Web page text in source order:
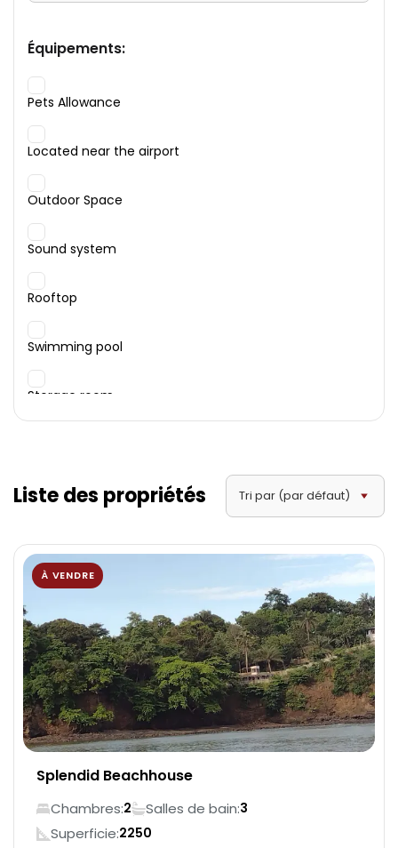
Équipements:
Pets Allowance
Located near the airport
Outdoor Space
Sound system
Rooftop
Swimming pool
Storage room
Balcony
Wifi
Restautant
Close to business district
Entertainment & nightlife venues
Public transport (taxis, buses)
Shopping centers
Housekeeping service available (optional)
Liste des propriétés Tri par (par défaut)
À VENDRE
Splendid Beachhouse
Chambres:2 Salles de bain:3
Superficie:2250